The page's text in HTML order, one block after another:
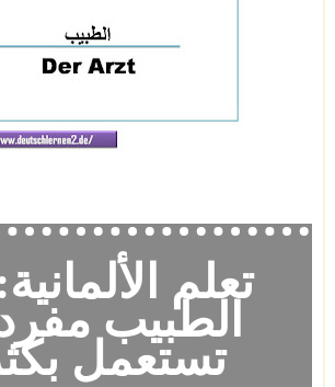
تعلم
الطبيب
تستعمل